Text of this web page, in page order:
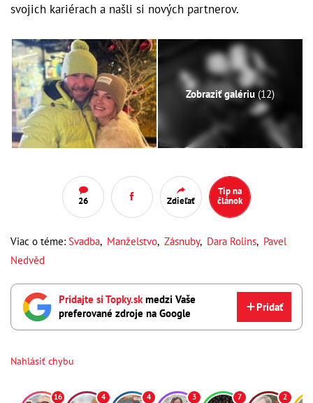
svojich kariérach a našli si nových partnerov.
Zobraziť galériu (12)
26 Zdieľať
Tip na
článok
Viac o téme: Svadba, Manželstvo, Zásnuby, Dara Rolins, Pavel
Nedvěd
Pridajte si Topky.skmedzi Vaše
preferované zdroje na Google
Pridať
Nahlásiť chybu
16 4 4 3 7 2